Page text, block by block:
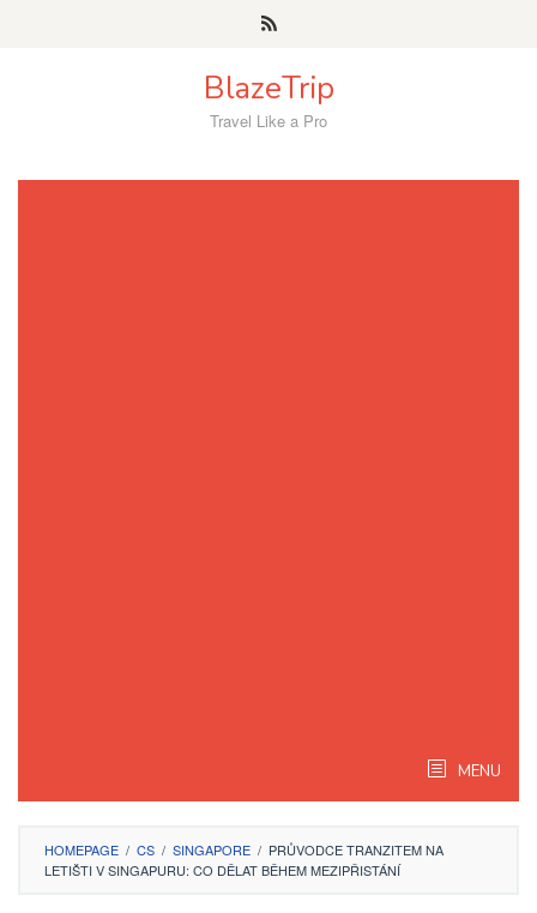
BlazeTrip
Travel Like a Pro
MENU
HOMEPAGE / CS / SINGAPORE / PRŮVODCE TRANZITEM NA
LETIŠTI V SINGAPURU: CO DĚLAT BĚHEM MEZIPŘISTÁNÍ